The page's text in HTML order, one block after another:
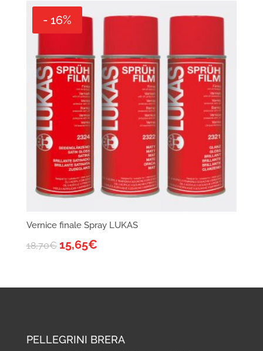
- 16%
Vernice finale Spray LUKAS
18,70€ 15,65€
PELLEGRINI BRERA